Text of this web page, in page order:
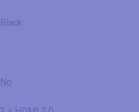
Black
No